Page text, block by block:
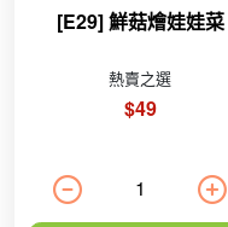
[E29] 鮮菇燴娃娃菜
熱賣之選
$49